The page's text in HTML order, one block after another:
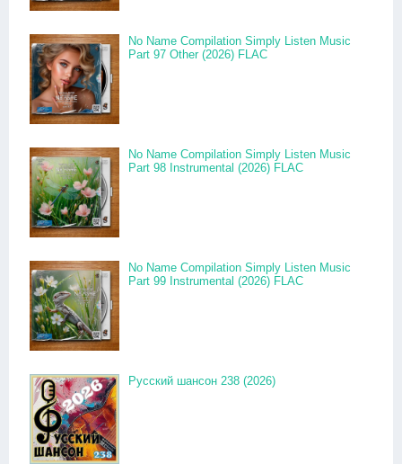
No Name Compilation Simply Listen Music
Part 97 Other (2026) FLAC
No Name Compilation Simply Listen Music
Part 98 Instrumental (2026) FLAC
No Name Compilation Simply Listen Music
Part 99 Instrumental (2026) FLAC
Русский шансон 238 (2026)